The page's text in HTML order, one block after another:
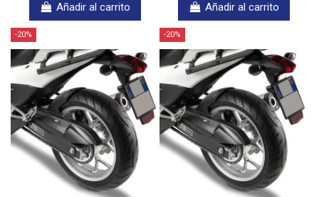
Añadir al carrito Añadir al carrito
-20% -20%